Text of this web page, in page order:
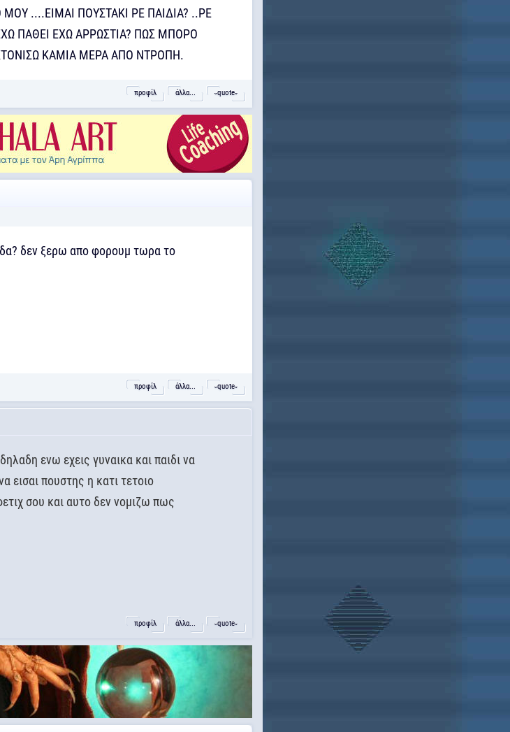
....ΕΙΜΑΙ ΠΟΥΣΤΑΚΙ ΡΕ ΠΑΙΔΙΑ? ..ΡΕ
ΠΑΘΕΙ ΕΧΩ ΑΡΡΩΣΤΙΑ? ΠΩΣ ΜΠΟΡΟ
ΚΑΜΙΑ ΜΕΡΑ ΑΠΟ ΝΤΡΟΠΗ.
προφίλ άλλα... ˵quote˶
δεν ξερω απο φορουμ τωρα το
προφίλ άλλα... ˵quote˶
ενω εχεις γυναικα και παιδι να
εισαι πουστης η κατι τετοιο
σου και αυτο δεν νομιζω πως
προφίλ άλλα... ˵quote˶